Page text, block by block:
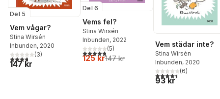
Del 5
Vem vågar?
Stina Wirsén
Inbunden, 2020
3,7utav 5 stjärnor. Totalt antal röster:
(3)
147 kr
Del 6
Vems fel?
Stina Wirsén
Inbunden, 2022
4,8utav 5 stjärnor. Totalt antal röster:
(5)
125 kr147 kr
Vem städar inte?
Stina Wirsén
Inbunden, 2020
4,5utav 5 stjärnor.
(6)
93 kr